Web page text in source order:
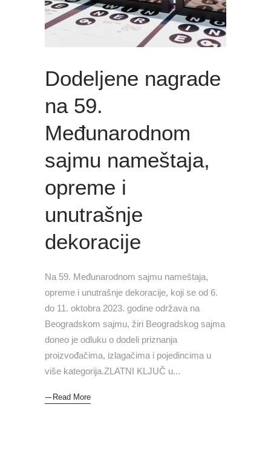
Dodeljene nagrade
na 59.
Međunarodnom
sajmu nameštaja,
opreme i
unutrašnje
dekoracije
Na 59. Međunarodnom sajmu nameštaja,
opreme i unutrašnje dekoracije, koji se od 6.
do 11. oktobra 2023. godine održava na
Beogradskom sajmu, žiri Beogradskog sajma
doneo je odluku o dodeli priznanja
proizvođačima, izlagačima i pojedincima u
više kategorija.ZLATNI KLJUČ u
Read More